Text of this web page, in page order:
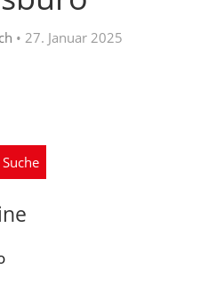
• 27. Januar 2025